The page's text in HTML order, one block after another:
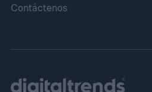
Contáctenos